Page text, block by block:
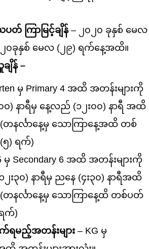
ကြာမြင့်ချိန်– ၂၀၂၀ ခုနှစ် မေလ
၀ခုနှစ် မေလ (၂၉) ရက်နေ့အထိ။
ျိန် –
မှ Primary 4 အထိ အတန်းများကို
၀) နာရီမှ နေ့လည် (၁၂း၀၀) နာရီ အထိ
(တနင်္လာနေ့မှ သောကြာနေ့အထိ တစ်
၅) ရက်)
မှ Secondary 6 အထိ အတန်းများကို
း၃၀) နာရီမှ ညနေ (၄း၃၀) နာရီအထိ
(တနင်္လာနေ့မှ သောကြာနေ့ထိ တစ်ပတ်
က်)
ရမည့်အတန်းများ – KG မှ